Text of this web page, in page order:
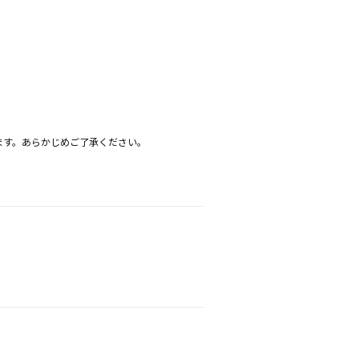
。あらかじめご了承ください。